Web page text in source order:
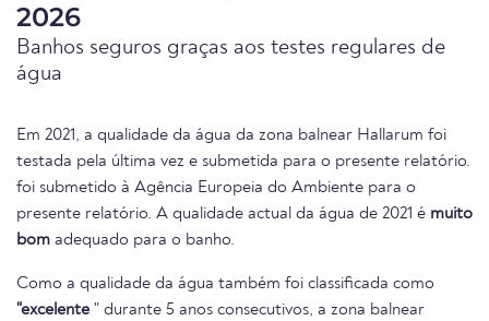
2026
Banhos seguros graças aos testes regulares de
água
Em 2021, a qualidade da água da zona balnear Hallarum foi
testada pela última vez e submetida para o presente relatório.
foi submetido à Agência Europeia do Ambiente para o
presente relatório. A qualidade actual da água de 2021 é muito
bom adequado para o banho.
Como a qualidade da água também foi classificada como
"excelente " durante 5 anos consecutivos, a zona balnear